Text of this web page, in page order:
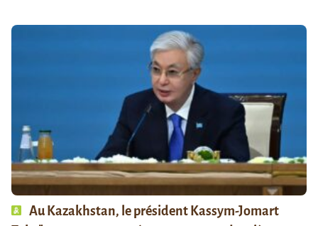
Au Kazakhstan, le président Kassym-Jomart